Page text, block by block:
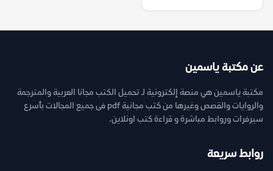
عن مكتبة ياسمين
مكتبة ياسمين هي منصة إلكترونية لـ تحميل الكتب مجانا العربية والمترجمة
والروايات والقصص وغيرها من كتب مجانية pdf فى جميع المجالات بأسرع
سيرفرات وروابط مباشرة و قراءة كتب اونلاين.
روابط سريعة